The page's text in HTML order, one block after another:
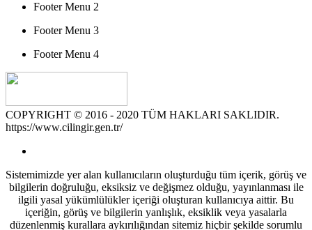
Footer Menu 2
Footer Menu 3
Footer Menu 4
COPYRIGHT © 2016 - 2020 TÜM HAKLARI SAKLIDIR.
https://www.cilingir.gen.tr/
Sistemimizde yer alan kullanıcıların oluşturduğu tüm içerik, görüş ve
bilgilerin doğruluğu, eksiksiz ve değişmez olduğu, yayınlanması ile
ilgili yasal yükümlülükler içeriği oluşturan kullanıcıya aittir. Bu
içeriğin, görüş ve bilgilerin yanlışlık, eksiklik veya yasalarla
düzenlenmiş kurallara aykırılığından sitemiz hiçbir şekilde sorumlu